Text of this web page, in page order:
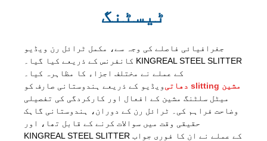
ٹیسٹنگ
جغرافیائی فاصلے کی وجہ سے، مکمل ٹرائل رن ویڈیو
کانفرنس کے ذریعے کیا گیا۔ KINGREAL STEEL SLITTER
کے عملے نے مختلف اجزاء کا مظاہرہ کیا۔
دھاتی slitting مشین
ویڈیو کے ذریعے ہندوستانی صارف کو
میٹل سلٹنگ مشین کے افعال اور کارکردگی کی تفصیلی
وضاحت فراہم کی۔ ٹرائل رن کے دوران، ہندوستانی گاہک
حقیقی وقت میں سوالات کرنے کے قابل تھا، اور
KINGREAL STEEL SLITTER کے عملے نے ان کا فوری جواب